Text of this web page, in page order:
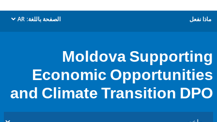
الصفحة باللغة: AR
dropdown
Moldova
Economic
and Climate Transition